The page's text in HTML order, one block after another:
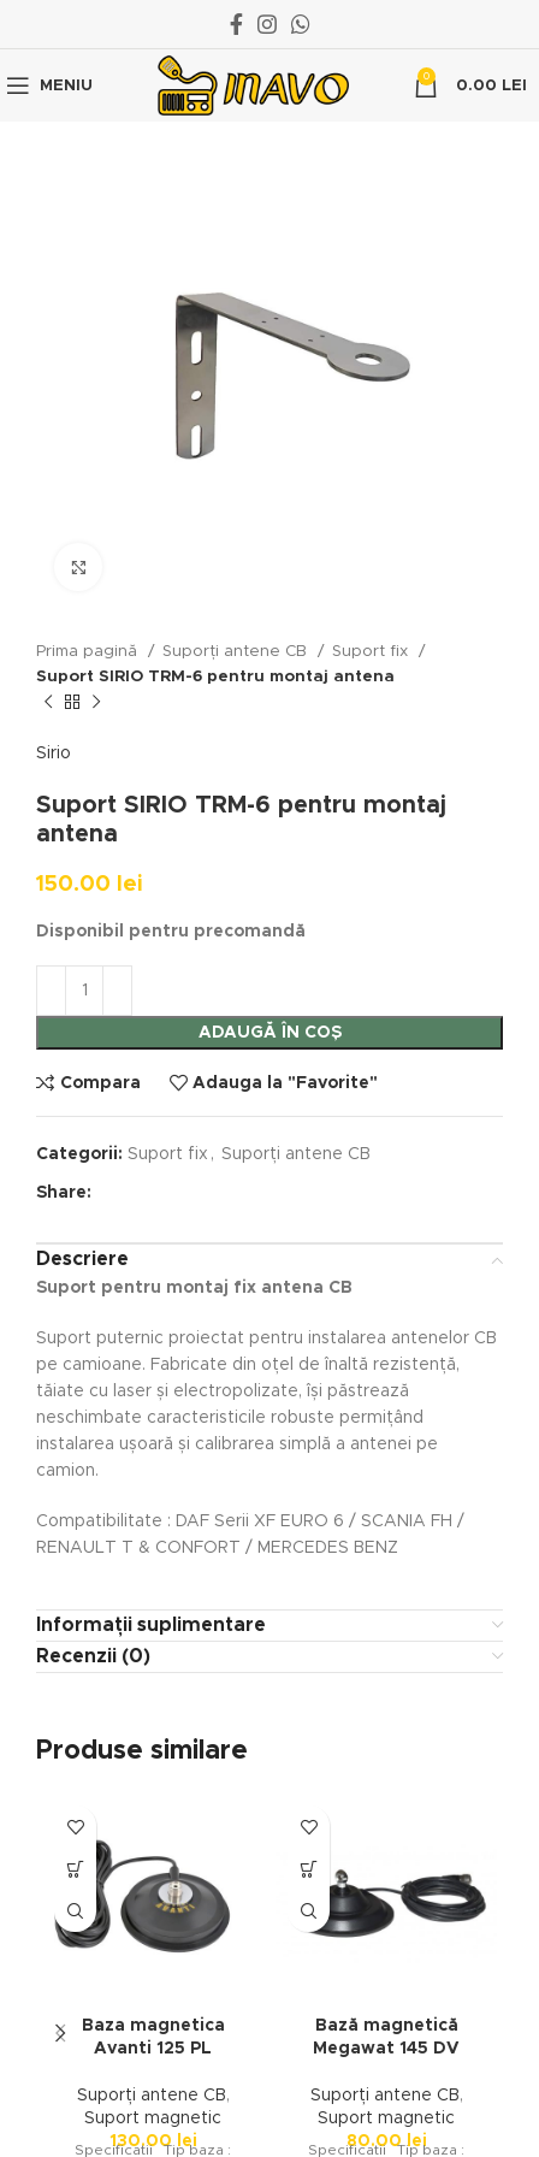
MENIU
0
0.00 LEI
Prima pagină Suporți antene CB
Suport fix
Suport SIRIO TRM-6 pentru montaj antena
Sirio
Suport SIRIO TRM-6 pentru montaj
antena
150.00 lei
Disponibil pentru precomandă
ADAUGĂ ÎN COȘ
Compara Adauga la "Favorite"
Categorii: Suport fix , Suporți antene CB
Share:
Descriere
Suport pentru montaj fix antena CB
Suport puternic proiectat pentru instalarea antenelor CB
pe camioane. Fabricate din oțel de înaltă rezistență,
tăiate cu laser și electropolizate, își păstrează
neschimbate caracteristicile robuste permițând
instalarea ușoară și calibrarea simplă a antenei pe
camion.
Compatibilitate : DAF Serii XF EURO 6 / SCANIA FH /
RENAULT T & CONFORT / MERCEDES BENZ
Informații suplimentare
Recenzii (0)
Produse similare
Baza magnetica
Avanti 125 PL
Suporți antene CB,
Suport magnetic
130.00 lei
Specificatii Tip baza :
Bază magnetică
Megawat 145 DV
Suporți antene CB,
Suport magnetic
80.00lei
Specificatii Tip baza :